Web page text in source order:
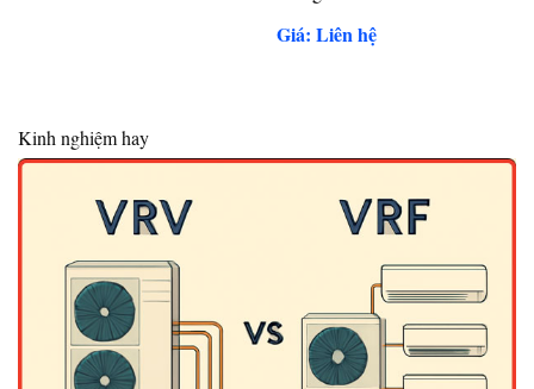
Giá: Liên hệ
Kinh nghiệm hay